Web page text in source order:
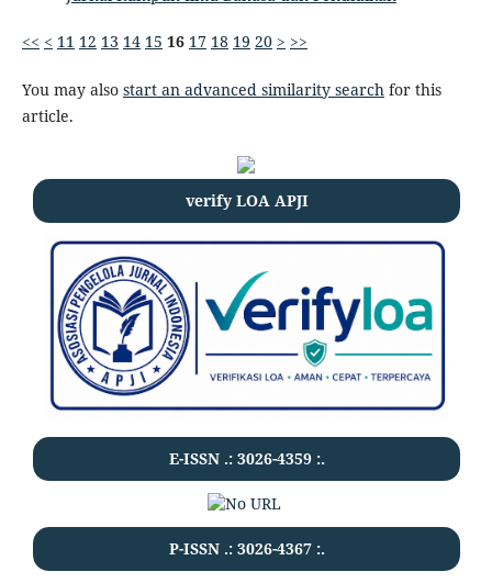
<< < 11 12 13 14 15 16 17 18 19 20 > >>
You may also start an advanced similarity search for this
article.
verify LOA APJI
E-ISSN .: 3026-4359:.
P-ISSN .: 3026-4367:.